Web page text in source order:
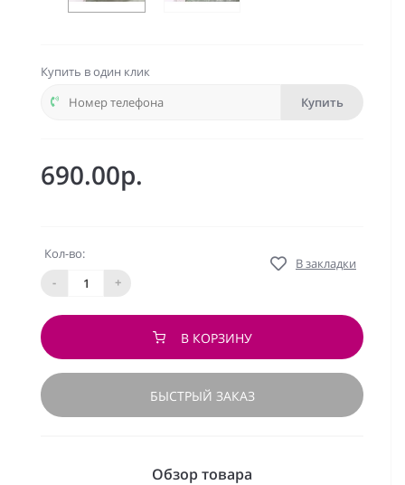
Купить в один клик
Купить
690.00р.
Кол-во:
-
+
В закладки
В КОРЗИНУ
БЫСТРЫЙ ЗАКАЗ
Обзор товара